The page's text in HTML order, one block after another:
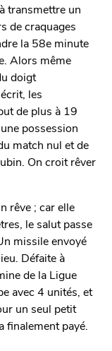
transmettre un
de craquages
la 58e minute
Alors même
doigt
les
de plus à 19
possession
match nul et de
On croit rêver
rêve ; car elle
le salut passe
missile envoyé
Défaite à
de la Ligue
avec 4 unités, et
un seul petit
finalement payé.